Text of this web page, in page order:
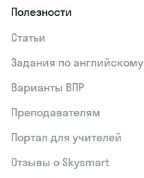
Полезности
Статьи
Задания по английскому
Варианты ВПР
Преподавателям
Портал для учителей
Отзывы о Skysmart